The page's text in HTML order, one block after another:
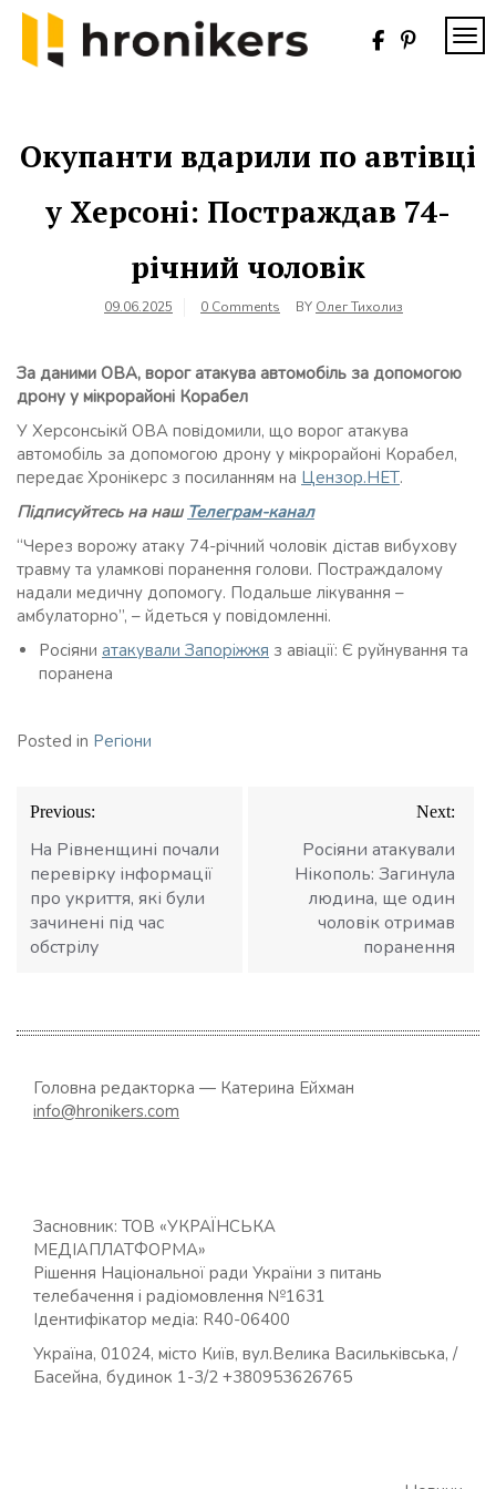
Skip
content
Окупанти вдарили по автівці
у Херсоні: Постраждав 74-
річний чоловік
09.06.2025 0 Comments BY Олег Тихолиз
За даними ОВА, ворог атакува автомобіль за допомогою
дрону у мікрорайоні Корабел
У Херсонсьікй ОВА повідомили, що ворог атакува
автомобіль за допомогою дрону у мікрорайоні Корабел,
передає Хронікерс з посиланням на Цензор.НЕТ.
Підписуйтесь на наш Телеграм-канал
“Через ворожу атаку 74-річний чоловік дістав вибухову
травму та уламкові поранення голови. Постраждалому
надали медичну допомогу. Подальше лікування –
амбулаторно”, – йдеться у повідомленні.
Росіяни атакували Запоріжжя з авіації: Є руйнування та
поранена
Posted in Регіони
Навігація
записів
Previous:
На Рівненщині почали
перевірку інформації
про укриття, які були
зачинені під час
обстрілу
Next:
Росіяни атакували
Нікополь: Загинула
людина, ще один
чоловік отримав
поранення
Головна редакторка — Катерина Ейхман
info@hronikers.com
Засновник: ТОВ «УКРАЇНСЬКА
МЕДІАПЛАТФОРМА»
Рішення Національної ради України з питань
телебачення і радіомовлення №1631
Ідентифікатор медіа: R40-06400
Україна, 01024, місто Київ, вул.Велика Васильківська, /
Басейна, будинок 1-3/2 +380953626765